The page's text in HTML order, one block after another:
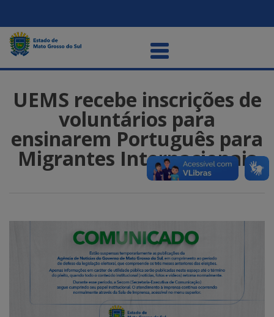
UEMS recebe inscrições de
voluntários para
ensinarem Português para
Migrantes Internacionais